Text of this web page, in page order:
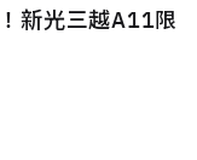
新光三越A11限